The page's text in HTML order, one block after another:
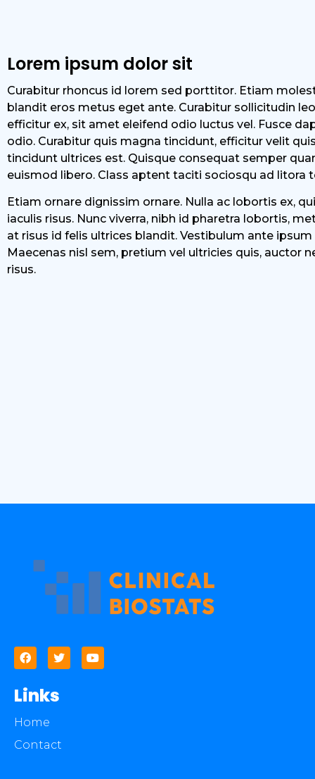
Lorem ipsum dolor sit
Curabitur rhoncus id lorem sed porttitor. Etiam
blandit eros metus eget ante. Curabitur sollicitudin
efficitur ex, sit amet eleifend odio luctus vel. Fusce
odio. Curabitur quis magna tincidunt, efficitur velit
tincidunt ultrices est. Quisque consequat semper
euismod libero. Class aptent taciti sociosqu ad litora
Etiam ornare dignissim ornare. Nulla ac lobortis ex,
iaculis risus. Nunc viverra, nibh id pharetra lobortis,
at risus id felis ultrices blandit. Vestibulum ante
Maecenas nisl sem, pretium vel ultricies quis, auctor
risus.
Links
Home
Contact